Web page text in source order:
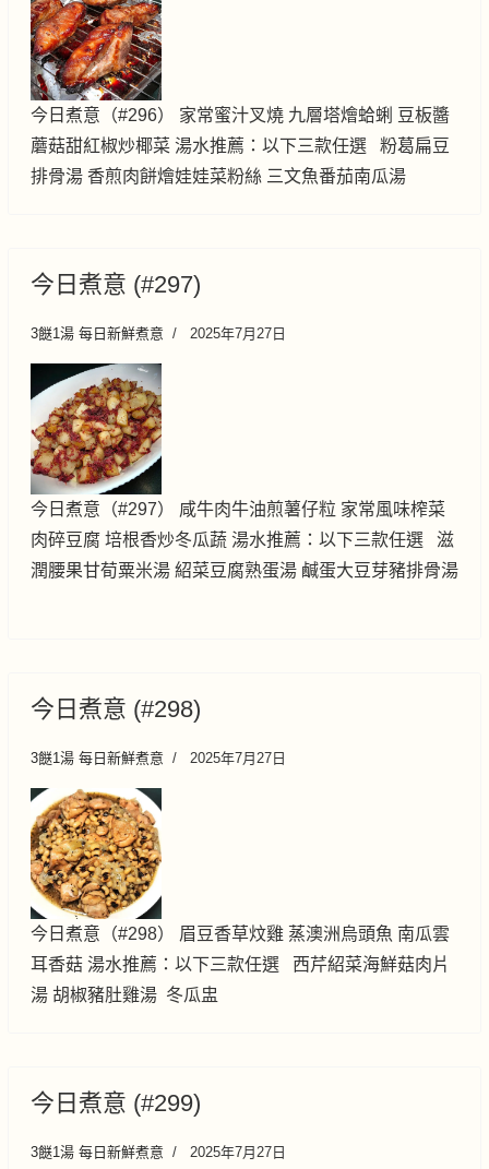
今日煮意（#296） 家常蜜汁叉燒 九層塔燴蛤蜊 豆板醬
蘑菇甜紅椒炒椰菜 湯水推薦：以下三款任選 粉葛扁豆
排骨湯 香煎肉餅燴娃娃菜粉絲 三文魚番茄南瓜湯
今日煮意 (#297)
3餸1湯 每日新鮮煮意 2025年7月27日
今日煮意（#297） 咸牛肉牛油煎薯仔粒 家常風味榨菜
肉碎豆腐 培根香炒冬瓜蔬 湯水推薦：以下三款任選 滋
潤腰果甘荀粟米湯 紹菜豆腐熟蛋湯 鹹蛋大豆芽豬排骨湯
今日煮意 (#298)
3餸1湯 每日新鮮煮意 2025年7月27日
今日煮意（#298） 眉豆香草炆雞 蒸澳洲烏頭魚 南瓜雲
耳香菇 湯水推薦：以下三款任選 西芹紹菜海鮮菇肉片
湯 胡椒豬肚雞湯 冬瓜盅
今日煮意 (#299)
3餸1湯 每日新鮮煮意 2025年7月27日